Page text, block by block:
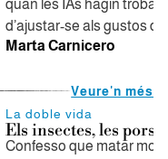
quan les IAs hagin trobat
d’ajustar-se als gustos
Marta Carnicero
Veure'n més
La doble vida
Els insectes, les pors
Confesso que matar